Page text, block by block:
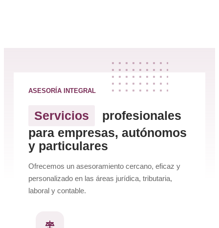
ASESORÍA INTEGRAL
Servicios
profesionales
para empresas, autónomos
y particulares
Ofrecemos un asesoramiento cercano, eficaz y
personalizado en las áreas jurídica, tributaria,
laboral y contable.